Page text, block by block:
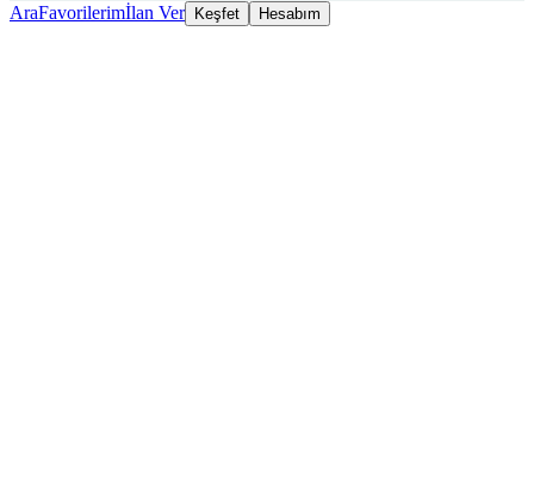
AraFavorilerimİlan Ver Keşfet Hesabım